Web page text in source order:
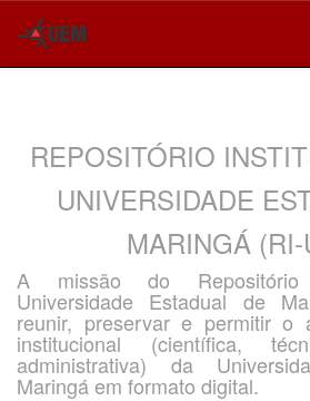
REPOSITÓRIO
UNIVERSIDADE
MARINGÁ
A missão do Repositório
Universidade Estadual de
reunir, preservar e permitir o
institucional (científica,
administrativa) da
Maringá em formato digital.